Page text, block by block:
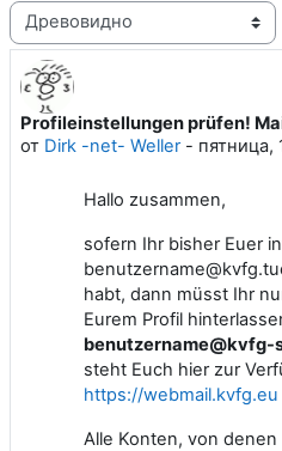
Режим отображения
Profileinstellungen prüfen!
от Dirk -net- Weller- пятница,
Количество ответов: 0
Hallo zusammen,
sofern Ihr bisher Euer
habt, dann müsst Ihr
Eurem Profil
benutzername@kvfg-
steht Euch hier zur
https://webmail.kvfg.eu
Alle Konten, von